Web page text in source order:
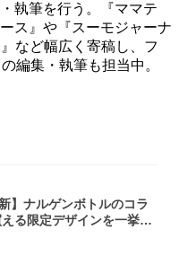
執筆を行う。『ママテ
ス』や『スーモジャーナ
など幅広く寄稿し、フ
編集・執筆も担当中。
】ナルゲンボトルのコラ
る限定デザインを一挙紹